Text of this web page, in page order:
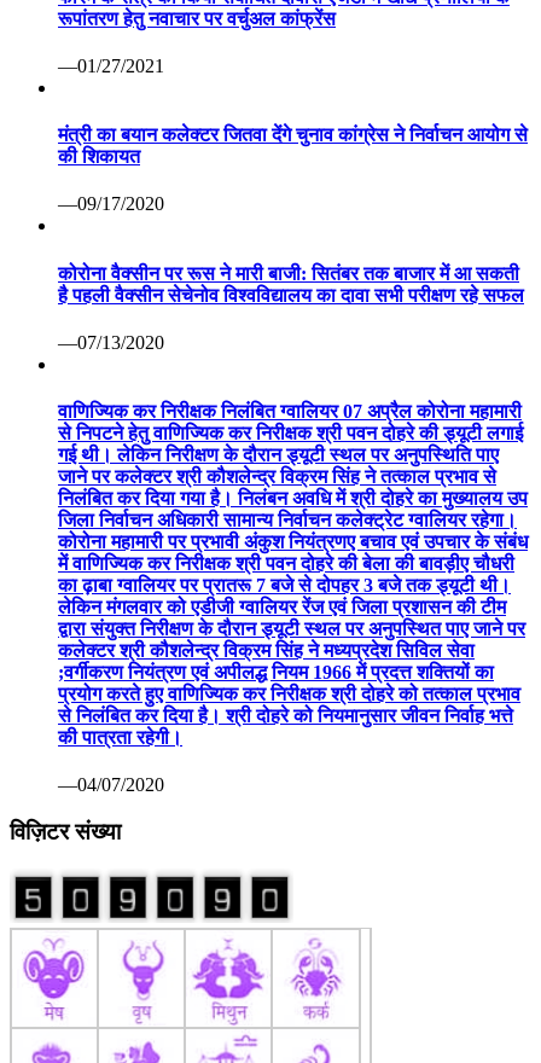
रूपांतरण हेतु नवाचार पर वर्चुअल कांफ्रेंस
—01/27/2021
मंत्री का बयान कलेक्टर जितवा देंगे चुनाव कांग्रेस ने निर्वाचन आयोग से
की शिकायत
—09/17/2020
कोरोना वैक्सीन पर रूस ने मारी बाजी: सितंबर तक बाजार में आ सकती
है पहली वैक्सीन सेचेनोव विश्वविद्यालय का दावा सभी परीक्षण रहे सफल
—07/13/2020
वाणिज्यिक कर निरीक्षक निलंबित ग्वालियर 07 अप्रैल कोरोना महामारी
से निपटने हेतु वाणिज्यिक कर निरीक्षक श्री पवन दोहरे की ड्यूटी लगाई
गई थी। लेकिन निरीक्षण के दौरान ड्यूटी स्थल पर अनुपस्थिति पाए
जाने पर कलेक्टर श्री कौशलेन्द्र विक्रम सिंह ने तत्काल प्रभाव से
निलंबित कर दिया गया है। निलंबन अवधि में श्री दोहरे का मुख्यालय उप
जिला निर्वाचन अधिकारी सामान्य निर्वाचन कलेक्ट्रेट ग्वालियर रहेगा।
कोरोना महामारी पर प्रभावी अंकुश नियंत्रणए बचाव एवं उपचार के संबंध
में वाणिज्यिक कर निरीक्षक श्री पवन दोहरे की बेला की बावड़ीए चौधरी
का ढ़ाबा ग्वालियर पर प्रातरू 7 बजे से दोपहर 3 बजे तक ड्यूटी थी।
लेकिन मंगलवार को एडीजी ग्वालियर रेंज एवं जिला प्रशासन की टीम
द्वारा संयुक्त निरीक्षण के दौरान ड्यूटी स्थल पर अनुपस्थित पाए जाने पर
कलेक्टर श्री कौशलेन्द्र विक्रम सिंह ने मध्यप्रदेश सिविल सेवा
;वर्गीकरण नियंत्रण एवं अपीलद्ध नियम 1966 में प्रदत्त शक्तियों का
प्रयोग करते हुए वाणिज्यिक कर निरीक्षक श्री दोहरे को तत्काल प्रभाव
से निलंबित कर दिया है। श्री दोहरे को नियमानुसार जीवन निर्वाह भत्ते
की पात्रता रहेगी।
—04/07/2020
विज़िटर संख्या